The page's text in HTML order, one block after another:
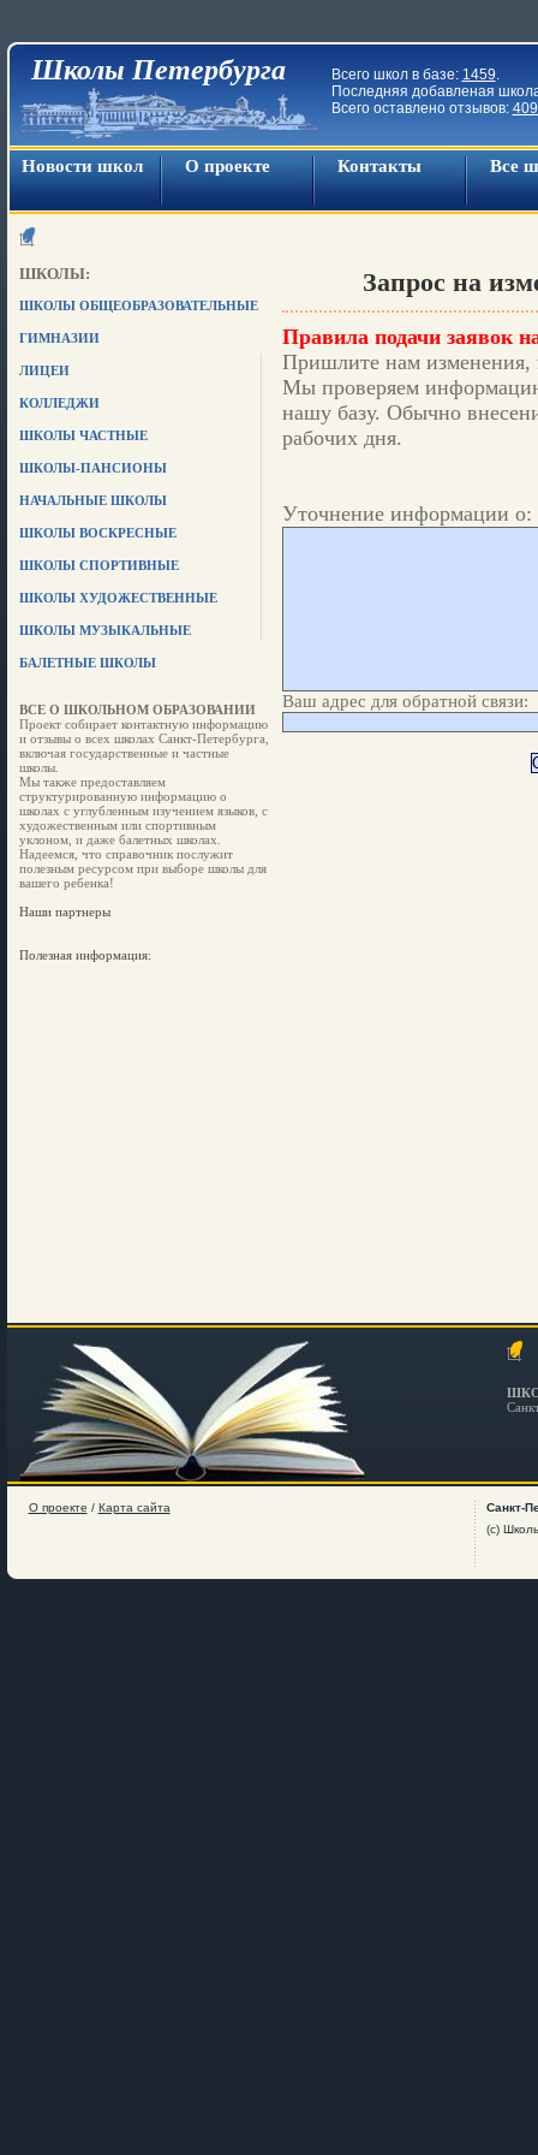
Школы Петербурга Всего школ в базе: 1459.
Последняя добавленая
Всего оставлено отзывов:
Новости школ О проекте Контакты Все
ШКОЛЫ:
ШКОЛЫ ОБЩЕОБРАЗОВАТЕЛЬНЫЕ
ГИМНАЗИИ
ЛИЦЕИ
КОЛЛЕДЖИ
ШКОЛЫ ЧАСТНЫЕ
ШКОЛЫ-ПАНСИОНЫ
НАЧАЛЬНЫЕ ШКОЛЫ
ШКОЛЫ ВОСКРЕСНЫЕ
ШКОЛЫ СПОРТИВНЫЕ
ШКОЛЫ ХУДОЖЕСТВЕННЫЕ
ШКОЛЫ МУЗЫКАЛЬНЫЕ
БАЛЕТНЫЕ ШКОЛЫ
ВСЕ О ШКОЛЬНОМ ОБРАЗОВАНИИ
Проект собирает контактную информацию
и отзывы о всех школах Санкт-Петербурга,
включая государственные и частные
школы.
Мы также предоставляем
структурированную информацию о
школах с углубленным изучением языков, с
художественным или спортивным
уклоном, и даже балетных школах.
Надеемся, что справочник послужит
полезным ресурсом при выборе школы для
вашего ребенка!
Наши партнеры
Полезная информация:
Запрос на
Правила подачи заявок
Пришлите нам изменения,
Мы проверяем
нашу базу. Обычно
рабочих дня.
Уточнение информации о:
Ваш адрес для обратной связи:
О проекте / Карта сайта
Санкт-
(c)